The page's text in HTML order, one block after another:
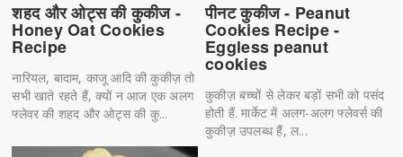
पीनट कुकीज - Peanut
Cookies Recipe -
Eggless peanut
cookies
कुकीज़ बच्चों से लेकर बड़ों सभी को पसंद
होती हैं. मार्केट में अलग-अलग फ्लेवर्स की
कुकीज़ उपलब्ध हैं, ल...
शहद और ओट्स की कुकीज -
Honey Oat Cookies
Recipe
नारियल, बादाम, काजू आदि की कुकीज़ तो
सभी खाते रहते हैं, क्यों न आज एक अलग
फ्लेवर की शहद और ओट्स की कु...